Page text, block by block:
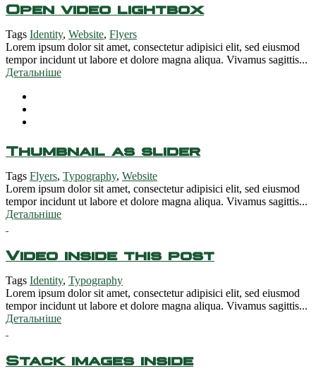
Open video lightbox
Tags Identity, Website, Flyers
Lorem ipsum dolor sit amet, consectetur adipisici elit, sed eiusmod
tempor incidunt ut labore et dolore magna aliqua. Vivamus sagittis...
Детальніше
Thumbnail as slider
Tags Flyers, Typography, Website
Lorem ipsum dolor sit amet, consectetur adipisici elit, sed eiusmod
tempor incidunt ut labore et dolore magna aliqua. Vivamus sagittis...
Детальніше
Video inside this post
Tags Identity, Typography
Lorem ipsum dolor sit amet, consectetur adipisici elit, sed eiusmod
tempor incidunt ut labore et dolore magna aliqua. Vivamus sagittis...
Детальніше
Stack images inside